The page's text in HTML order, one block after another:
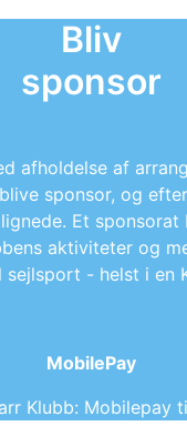
Bliv
sponsor
afholdelse af
sponsor, og
Et sponsorat
aktiviteter og
- helst i en
MobilePay
Klubb: Mobilepay